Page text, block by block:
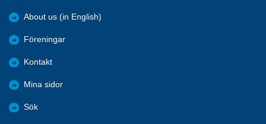
About us (in English)
Föreningar
Kontakt
Mina sidor
Sök